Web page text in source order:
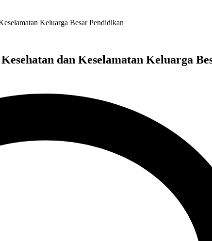
Keluarga Besar Pendidikan
dan Keselamatan Keluarga